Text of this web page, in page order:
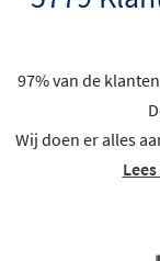
97% van de
Wij doen er alles